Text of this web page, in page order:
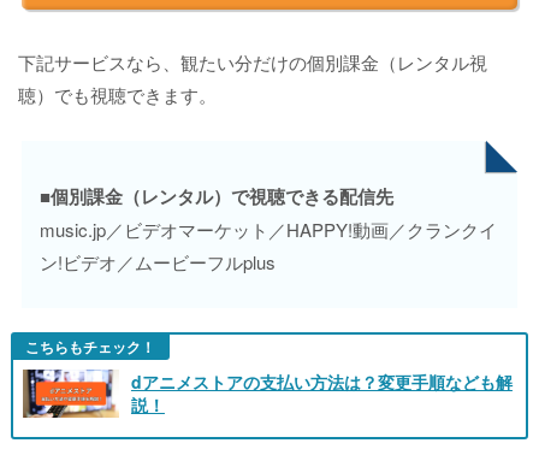
下記サービスなら、観たい分だけの個別課金（レンタル視
聴）でも視聴できます。
■個別課金（レンタル）で視聴できる配信先
music.jp／ビデオマーケット／HAPPY!動画／クランクイ
ン!ビデオ／ムービーフルplus
こちらもチェック！
dアニメストアの支払い方法は？変更手順なども解
説！